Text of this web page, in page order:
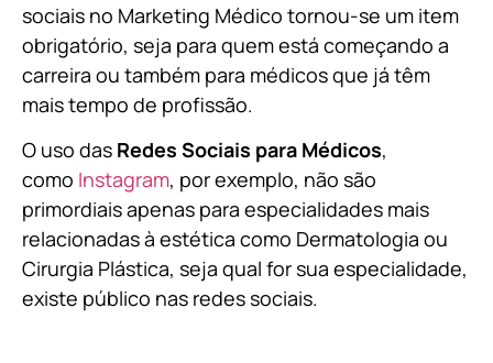
sociais no Marketing Médico tornou-se um item
obrigatório, seja para quem está começando a
carreira ou também para médicos que já têm
mais tempo de profissão.
O uso das Redes Sociais para Médicos,
como Instagram, por exemplo, não são
primordiais apenas para especialidades mais
relacionadas à estética como Dermatologia ou
Cirurgia Plástica, seja qual for sua especialidade,
existe público nas redes sociais.